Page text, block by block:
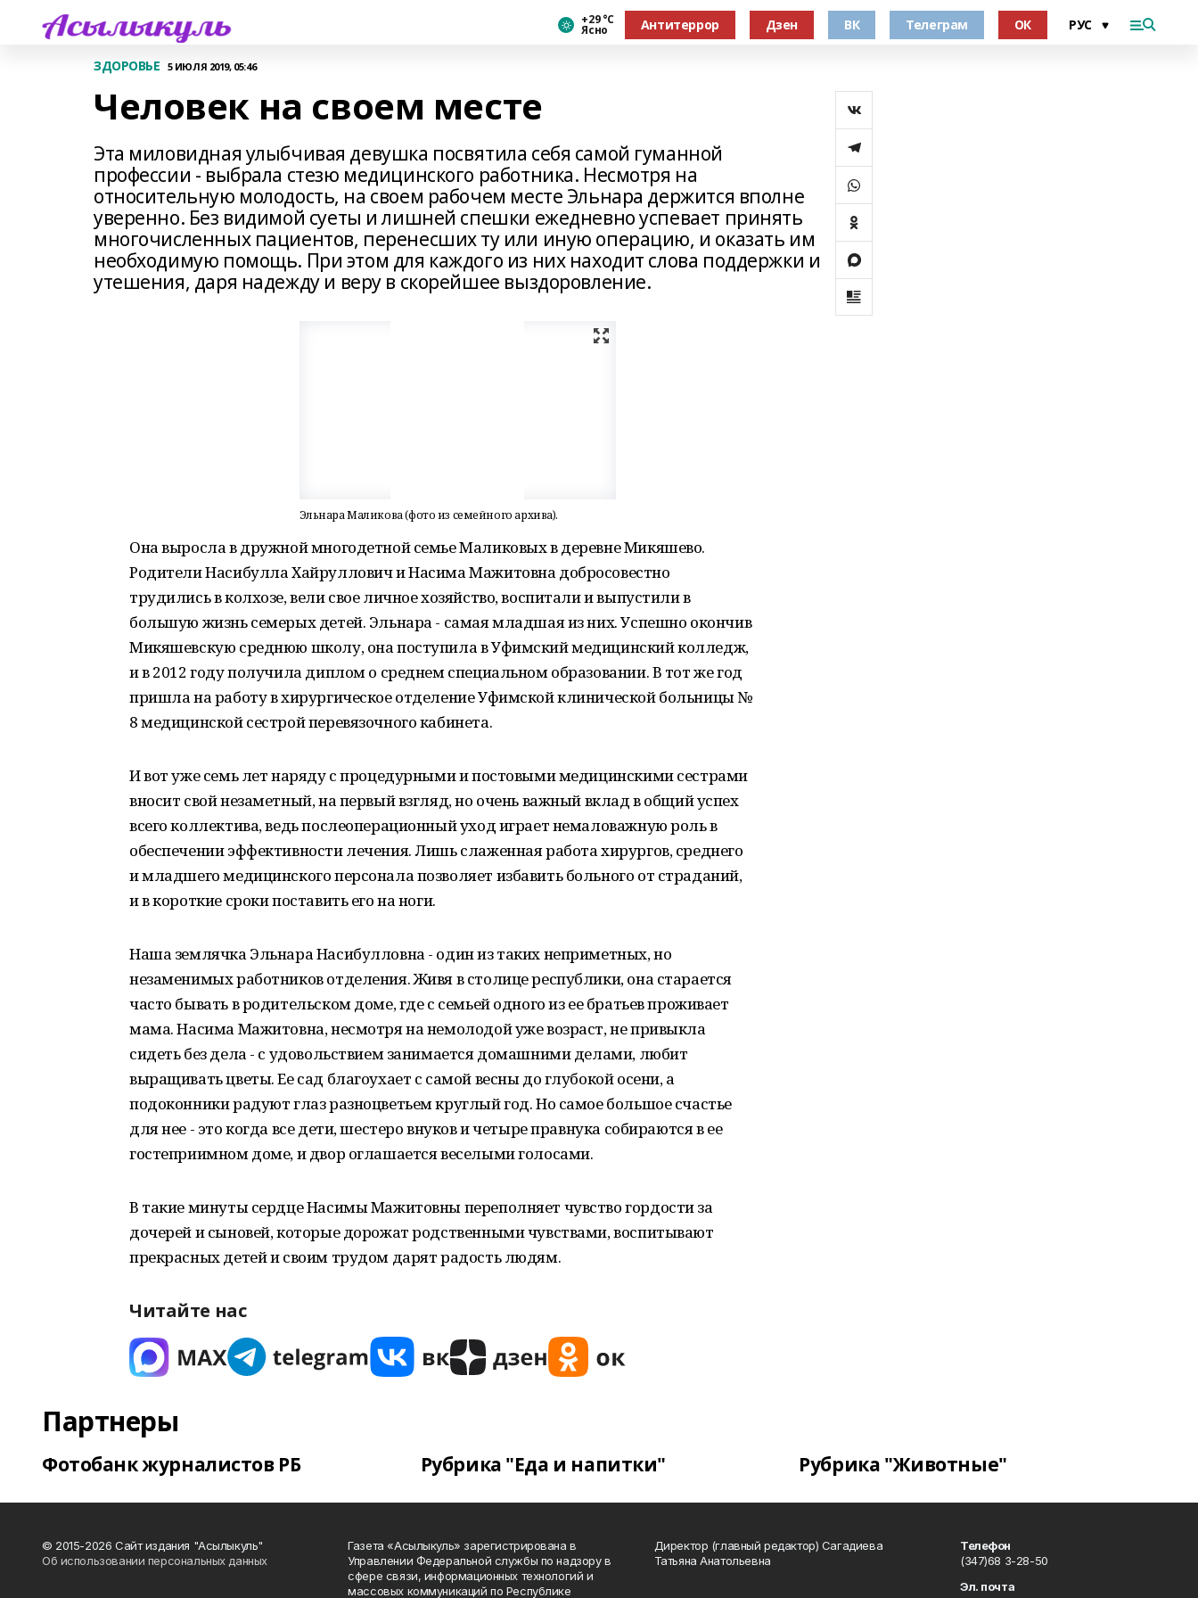
+29 °С
Ясно Антитеррор Дзен ВК Телеграм ОК
ЗДОРОВЬЕ 5 ИЮЛЯ 2019, 05:46
Человек на своем месте
Эта миловидная улыбчивая девушка посвятила себя самой гуманной
профессии - выбрала стезю медицинского работника. Несмотря на
относительную молодость, на своем рабочем месте Эльнара держится вполне
уверенно. Без видимой суеты и лишней спешки ежедневно успевает принять
многочисленных пациентов, перенесших ту или иную операцию, и оказать им
необходимую помощь. При этом для каждого из них находит слова поддержки и
утешения, даря надежду и веру в скорейшее выздоровление.
Эльнара Маликова (фото из семейного архива).
Она выросла в дружной многодетной семье Маликовых в деревне Микяшево.
Родители Насибулла Хайруллович и Насима Мажитовна добросовестно
трудились в колхозе, вели свое личное хозяйство, воспитали и выпустили в
большую жизнь семерых детей. Эльнара - самая младшая из них. Успешно окончив
Микяшевскую среднюю школу, она поступила в Уфимский медицинский колледж,
и в 2012 году получила диплом о среднем специальном образовании. В тот же год
пришла на работу в хирургическое отделение Уфимской клинической больницы №
8 медицинской сестрой перевязочного кабинета.
И вот уже семь лет наряду с процедурными и постовыми медицинскими сестрами
вносит свой незаметный, на первый взгляд, но очень важный вклад в общий успех
всего коллектива, ведь послеоперационный уход играет немаловажную роль в
обеспечении эффективности лечения. Лишь слаженная работа хирургов, среднего
и младшего медицинского персонала позволяет избавить больного от страданий,
и в короткие сроки поставить его на ноги.
Наша землячка Эльнара Насибулловна - один из таких неприметных, но
незаменимых работников отделения. Живя в столице республики, она старается
часто бывать в родительском доме, где с семьей одного из ее братьев проживает
мама. Насима Мажитовна, несмотря на немолодой уже возраст, не привыкла
сидеть без дела - с удовольствием занимается домашними делами, любит
выращивать цветы. Ее сад благоухает с самой весны до глубокой осени, а
подоконники радуют глаз разноцветьем круглый год. Но самое большое счастье
для нее - это когда все дети, шестеро внуков и четыре правнука собираются в ее
гостеприимном доме, и двор оглашается веселыми голосами.
В такие минуты сердце Насимы Мажитовны переполняет чувство гордости за
дочерей и сыновей, которые дорожат родственными чувствами, воспитывают
прекрасных детей и своим трудом дарят радость людям.
Читайте нас
Партнеры
Фотобанк журналистов РБ Рубрика "Еда и напитки" Рубрика "Животные"
© 2015-2026 Сайт издания "Асылыкуль"
Об использовании персональных данных
Газета «Асылыкуль» зарегистрирована в
Управлении Федеральной службы по надзору в
сфере связи, информационных технологий и
массовых коммуникаций по Республике
Директор (главный редактор) Сагадиева
Татьяна Анатольевна
Телефон
(347)68 3-28-50
Эл. почта